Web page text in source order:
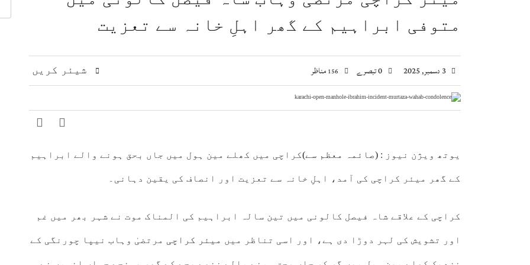
اسحاق ڈار کی شاہ عبداللہ سے ملاقات، فلسطین اور مشرق وسطیٰ پر اہم تبادلہ خیال
9 لاکھ سے زائد بھارتی فوج کشمیری عوام پر مظالم ڈھا رہی ہے، عاصم افتخار
صومالی وزیر دفاع کا اعلیٰ عسکری قیادت سے ملاقات، دفاعی تعاون بڑھانے پر اتفاق
عالمی منڈی میں تیل سستا،متوفی ابراہیم کے گھر اہلِ خانہ سے تعزیت
شیئر کریں 3 دسمبر, 2025 156مناظر
یوتھ ویژن نیوز : (صائمہ معظم سے)کراچی میں کھلے مین ہول میں جاں بحق ہونے والے ابراہیم
کے گھر میئر کراچی کی آمد، اہلِ خانہ سے تعزیت اور انصاف کی یقین دہانی۔
کراچی کے علاقے شاہ فیصل کالونی میں تین سالہ ابراہیم کی المناک موت نے شہر بھر میں غم
اور تشویش کی لہر دوڑا دی ہے، اور اسی تناظر میں میئر کراچی مرتضیٰ وہاب نیپا چورنگی کے